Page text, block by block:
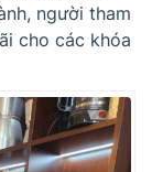
người tham
cho các khóa